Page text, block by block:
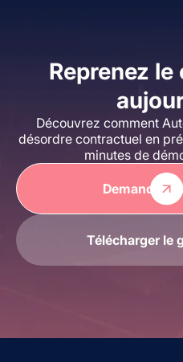
Reprenez
Découvrez comment
désordre contractuel en
minutes de
Demander
Télécharger le